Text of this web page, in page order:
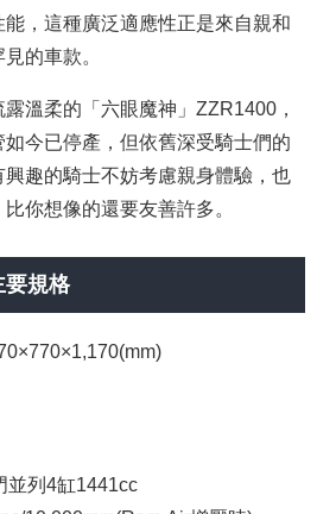
，這種廣泛適應性正是來自親和
的車款。
露溫柔的「六眼魔神」ZZR1400，
今已停產，但依舊深受騎士們的
興趣的騎士不妨考慮親身體驗，也
你想像的還要友善許多。
要規格
並列4缸1441cc